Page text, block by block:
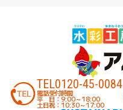
TEL0120-45-0084
電話受付時間
平 日：9:00～18:00
土日祝：10:30～17:00